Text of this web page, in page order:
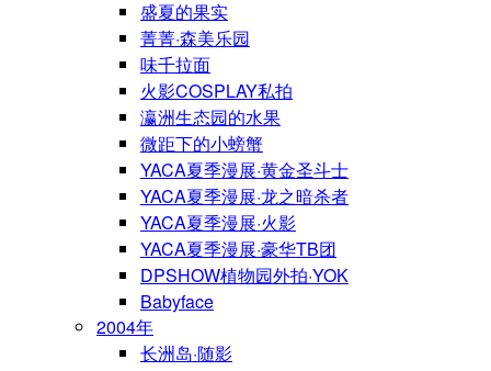
盛夏的果实
菁菁·森美乐园
味千拉面
火影COSPLAY私拍
瀛洲生态园的水果
微距下的小螃蟹
YACA夏季漫展·黄金圣斗士
YACA夏季漫展·龙之暗杀者
YACA夏季漫展·火影
YACA夏季漫展·豪华TB团
DPSHOW植物园外拍·YOK
Babyface
2004年
长洲岛·随影